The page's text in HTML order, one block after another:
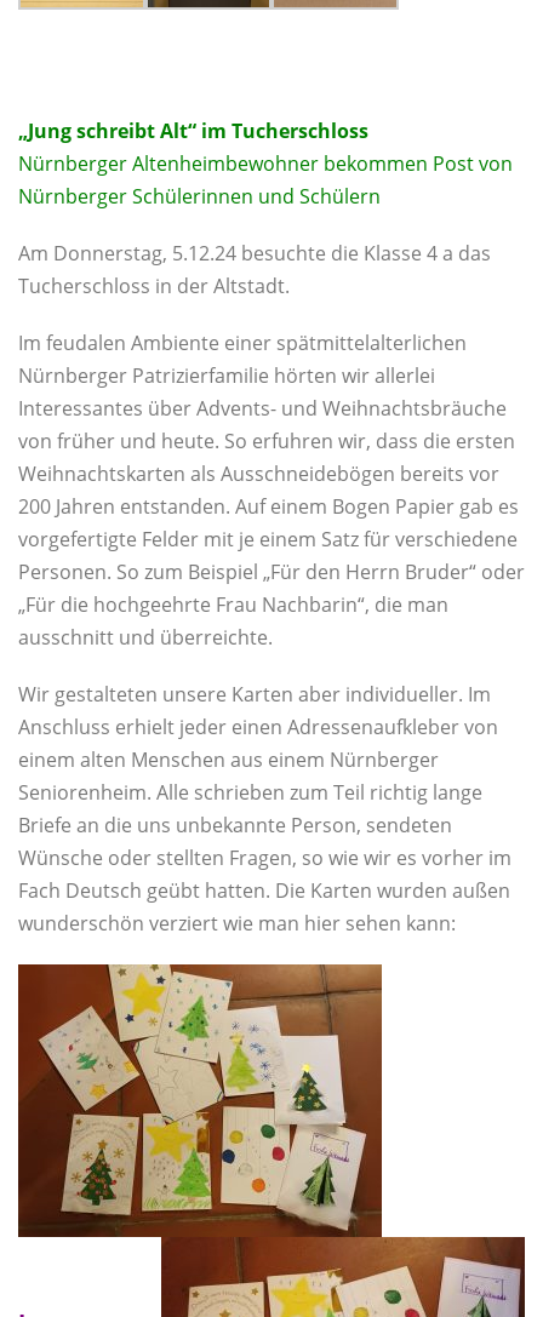
„Jung schreibt Alt“ im Tucherschloss
Nürnberger Altenheimbewohner bekommen Post von
Nürnberger Schülerinnen und Schülern
Am Donnerstag, 5.12.24 besuchte die Klasse 4 a das
Tucherschloss in der Altstadt.
Im feudalen Ambiente einer spätmittelalterlichen
Nürnberger Patrizierfamilie hörten wir allerlei
Interessantes über Advents- und Weihnachtsbräuche
von früher und heute. So erfuhren wir, dass die ersten
Weihnachtskarten als Ausschneidebögen bereits vor
200 Jahren entstanden. Auf einem Bogen Papier gab es
vorgefertigte Felder mit je einem Satz für verschiedene
Personen. So zum Beispiel „Für den Herrn Bruder“ oder
„Für die hochgeehrte Frau Nachbarin“, die man
ausschnitt und überreichte.
Wir gestalteten unsere Karten aber individueller. Im
Anschluss erhielt jeder einen Adressenaufkleber von
einem alten Menschen aus einem Nürnberger
Seniorenheim. Alle schrieben zum Teil richtig lange
Briefe an die uns unbekannte Person, sendeten
Wünsche oder stellten Fragen, so wie wir es vorher im
Fach Deutsch geübt hatten. Die Karten wurden außen
wunderschön verziert wie man hier sehen kann: